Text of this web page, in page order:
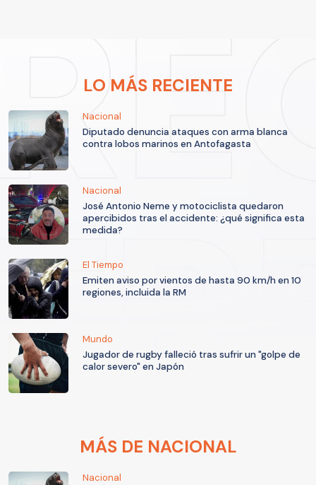
LO MÁS RECIENTE
Nacional
Diputado denuncia ataques con arma blanca
contra lobos marinos en Antofagasta
Nacional
José Antonio Neme y motociclista quedaron
apercibidos tras el accidente: ¿qué significa esta
medida?
El Tiempo
Emiten aviso por vientos de hasta 90 km/h en 10
regiones, incluida la RM
Mundo
Jugador de rugby falleció tras sufrir un "golpe de
calor severo" en Japón
MÁS DE NACIONAL
Nacional